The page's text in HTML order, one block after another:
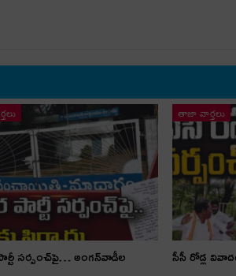
స‌ర్పంచ్‌పై… అంగ‌న్‌వాడీల
తాజా వార్తలు
సీసీ రోడ్ల